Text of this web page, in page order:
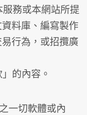
務或本網站所提
料庫、編寫製作
行為，或招攬廣
的內容。
一切軟體或內